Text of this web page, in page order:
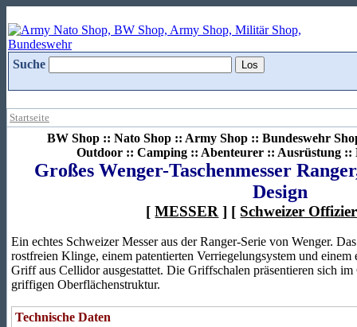
Suche
Startseite
BW Shop :: Nato Shop :: Army Shop :: Bundeswehr
Outdoor :: Camping :: Abenteurer :: Ausrüstung ::
Großes Wenger-Taschenmesser
Design
[MESSER ] [ Schweizer
Ein echtes Schweizer Messer aus der Ranger-Serie von Wenger.
rostfreien Klinge, einem patentierten Verriegelungsystem und
Griff aus Cellidor ausgestattet. Die Griffschalen präsentieren sich
griffigen Oberflächenstruktur.
Technische Daten